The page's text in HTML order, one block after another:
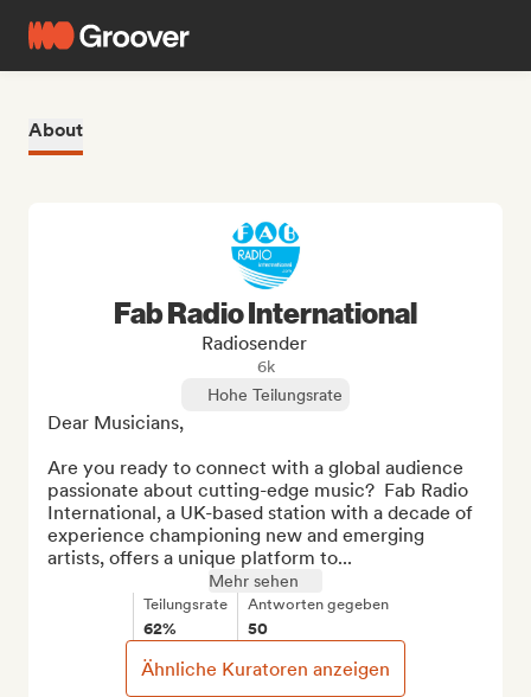
About
Fab Radio International
Radiosender
6k
Hohe Teilungsrate
Dear Musicians,
Are you ready to connect with a global audience
passionate about cutting-edge music?  Fab Radio
International, a UK-based station with a decade of
experience championing new and emerging
artists, offers a unique platform to...
Mehr sehen
Teilungsrate
62%
Antworten gegeben
50
Ähnliche Kuratoren anzeigen